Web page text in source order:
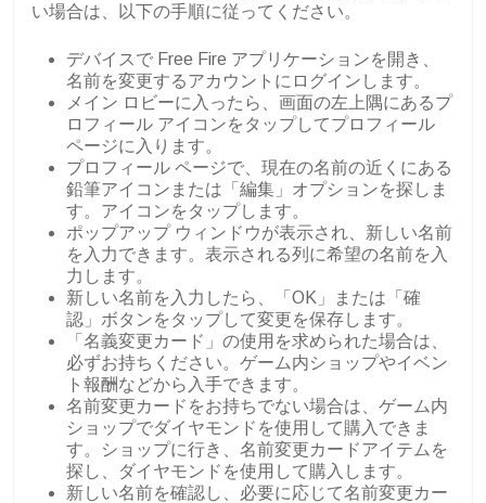
い場合は、以下の手順に従ってください。
デバイスで Free Fire アプリケーションを開き、
名前を変更するアカウントにログインします。
メイン ロビーに入ったら、画面の左上隅にあるプ
ロフィール アイコンをタップしてプロフィール
ページに入ります。
プロフィール ページで、現在の名前の近くにある
鉛筆アイコンまたは「編集」オプションを探しま
す。アイコンをタップします。
ポップアップ ウィンドウが表示され、新しい名前
を入力できます。表示される列に希望の名前を入
力します。
新しい名前を入力したら、「OK」または「確
認」ボタンをタップして変更を保存します。
「名義変更カード」の使用を求められた場合は、
必ずお持ちください。ゲーム内ショップやイベン
ト報酬などから入手できます。
名前変更カードをお持ちでない場合は、ゲーム内
ショップでダイヤモンドを使用して購入できま
す。ショップに行き、名前変更カードアイテムを
探し、ダイヤモンドを使用して購入します。
新しい名前を確認し、必要に応じて名前変更カー